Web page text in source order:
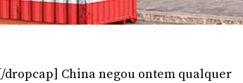
dropcap] China negou ontem qualquer